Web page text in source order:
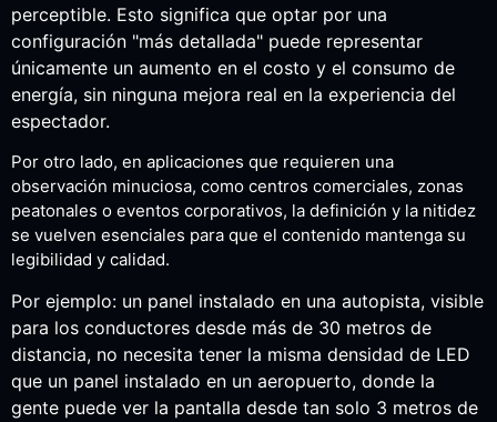
perceptible. Esto significa que optar por una
configuración "más detallada" puede representar
únicamente un aumento en el costo y el consumo de
energía, sin ninguna mejora real en la experiencia del
espectador.
Por otro lado, en aplicaciones que requieren una
observación minuciosa, como centros comerciales, zonas
peatonales o eventos corporativos, la definición y la nitidez
se vuelven esenciales para que el contenido mantenga su
legibilidad y calidad.
Por ejemplo: un panel instalado en una autopista, visible
para los conductores desde más de 30 metros de
distancia, no necesita tener la misma densidad de LED
que un panel instalado en un aeropuerto, donde la
gente puede ver la pantalla desde tan solo 3 metros de